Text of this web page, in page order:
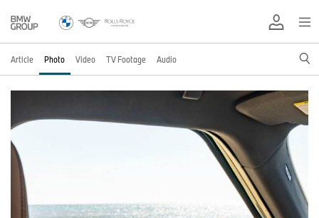
Article Photo Video TV Footage Audio